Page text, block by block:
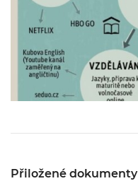
Přiložené dokumenty